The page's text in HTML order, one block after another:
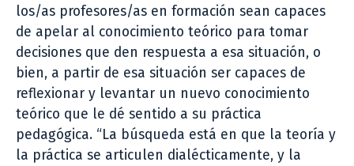
los/as profesores/as en formación sean capaces
de apelar al conocimiento teórico para tomar
decisiones que den respuesta a esa situación, o
bien, a partir de esa situación ser capaces de
reflexionar y levantar un nuevo conocimiento
teórico que le dé sentido a su práctica
pedagógica. “La búsqueda está en que la teoría y
la práctica se articulen dialécticamente, y la